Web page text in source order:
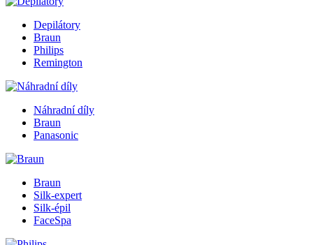
Depilátory
Braun
Philips
Remington
Náhradní díly
Braun
Panasonic
Braun
Silk-expert
Silk-épil
FaceSpa